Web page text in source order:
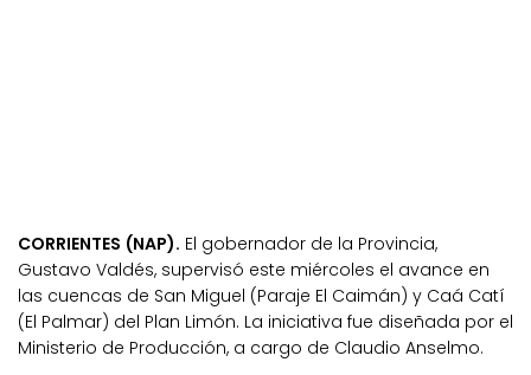
CORRIENTES (NAP). El gobernador de la Provincia,
Gustavo Valdés, supervisó este miércoles el avance en
las cuencas de San Miguel (Paraje El Caimán) y Caá Catí
(El Palmar) del Plan Limón. La iniciativa fue diseñada por el
Ministerio de Producción, a cargo de Claudio Anselmo.